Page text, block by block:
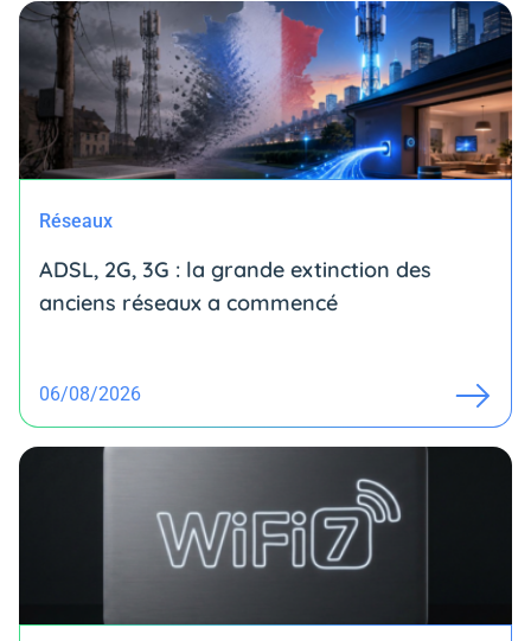
Réseaux
ADSL, 2G, 3G : la grande extinction des
anciens réseaux a commencé
06/08/2026